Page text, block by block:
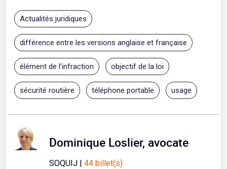
Actualités juridiques
différence entre les versions anglaise et française
élément de l’infraction objectif de la loi
sécurité routière téléphone portable usage
Dominique Loslier, avocate
SOQUIJ |44 billet(s)